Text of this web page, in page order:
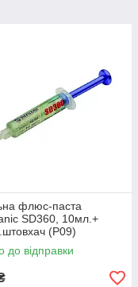
флюс-паста
SD360, 10мл.+
(Р09)
до відправки